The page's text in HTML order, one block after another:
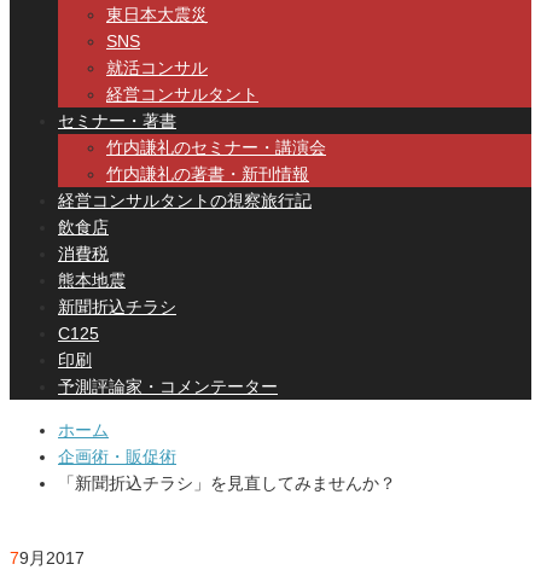
東日本大震災
SNS
就活コンサル
経営コンサルタント
セミナー・著書
竹内謙礼のセミナー・講演会
竹内謙礼の著書・新刊情報
経営コンサルタントの視察旅行記
飲食店
消費税
熊本地震
新聞折込チラシ
C125
印刷
予測評論家・コメンテーター
ホーム
企画術・販促術
「新聞折込チラシ」を見直してみませんか？
79月2017